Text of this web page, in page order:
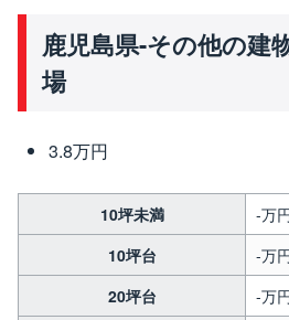
鹿児島県-その他の建
場
3.8万円
10坪未満
-万
10坪台
-万
20坪台
-万